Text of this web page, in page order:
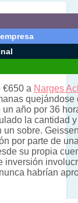
€650 a Narges
quejándose
año por 36
la cantidad
sobre.
por parte de
su propia
inversión
habrían